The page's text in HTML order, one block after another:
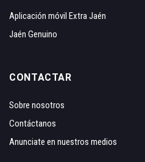
Aplicación móvil Extra Jaén
Jaén Genuino
CONTACTAR
Sobre nosotros
Contáctanos
Anunciate en nuestros medios